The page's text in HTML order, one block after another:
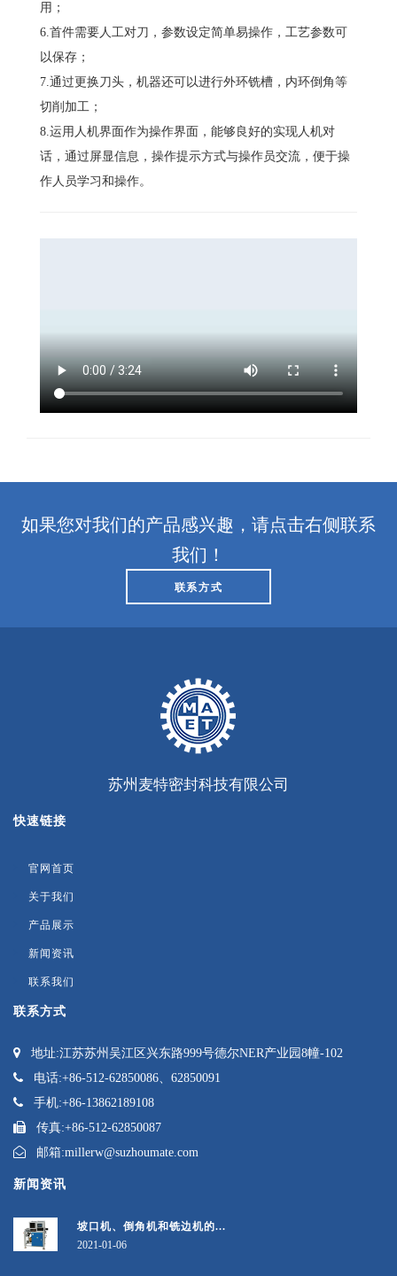
用；
6.首件需要人工对刀，参数设定简单易操作，工艺参数可
以保存；
7.通过更换刀头，机器还可以进行外环铣槽，内环倒角等
切削加工；
8.运用人机界面作为操作界面，能够良好的实现人机对
话，通过屏显信息，操作提示方式与操作员交流，便于操
作人员学习和操作。
如果您对我们的产品感兴趣，请点击右侧联系
我们！
联系方式
苏州麦特密封科技有限公司
快速链接
官网首页
关于我们
产品展示
新闻资讯
联系我们
联系方式
地址:江苏苏州吴江区兴东路999号德尔NER产业园8幢-102
电话:+86-512-62850086、62850091
手机:+86-13862189108
传真:+86-512-62850087
邮箱:millerw@suzhoumate.com
新闻资讯
坡口机、倒角机和铣边机的...
2021-01-06